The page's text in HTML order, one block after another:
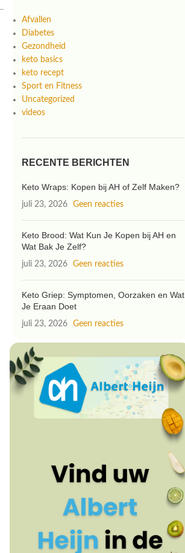
Afvallen
Diabetes
Gezondheid
keto basics
keto recept
Sport en Fitness
Uncategorized
videos
RECENTE BERICHTEN
Keto Wraps: Kopen bij AH of Zelf Maken?
juli 23, 2026 Geen reacties
Keto Brood: Wat Kun Je Kopen bij AH en
Wat Bak Je Zelf?
juli 23, 2026 Geen reacties
Keto Griep: Symptomen, Oorzaken en Wat
Je Eraan Doet
juli 23, 2026 Geen reacties